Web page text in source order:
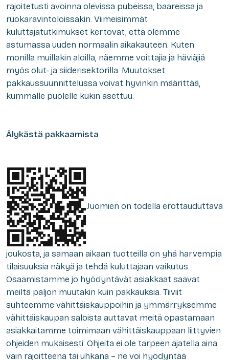
rajoitetusti avoinna olevissa pubeissa, baareissa ja
ruokaravintoloissakin. Viimeisimmät
kuluttajatutkimukset kertovat, että olemme
astumassa uuden normaalin aikakauteen. Kuten
monilla muillakin aloilla, näemme voittajia ja häviäjiä
myös olut- ja siiderisektorilla. Muutokset
pakkaussuunnittelussa voivat hyvinkin määrittää,
kummalle puolelle kukin asettuu.
Älykästä pakkaamista
Juomien on todella erottauduttava
joukosta, ja samaan aikaan tuotteilla on yhä harvempia
tilaisuuksia näkyä ja tehdä kuluttajaan vaikutus.
Osaamistamme jo hyödyntävät asiakkaat saavat
meiltä paljon muutakin kuin pakkauksia. Tiiviit
suhteemme vähittäiskauppoihin ja ymmärryksemme
vähittäiskaupan saloista auttavat meitä opastamaan
asiakkaitamme toimimaan vähittäiskauppaan liittyvien
ohjeiden mukaisesti. Ohjeita ei ole tarpeen ajatella aina
vain rajoitteena tai uhkana – ne voi hyödyntää